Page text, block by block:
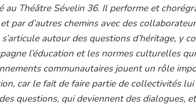
au Théâtre Sévelin 36. Il performe et
par d’autres chemins avec des
autour des questions d’héritage, y
l’éducation et les normes culturelles
communautaires jouent un rôle
car le fait de faire partie de collectivités lui
questions, qui deviennent des dialogues,